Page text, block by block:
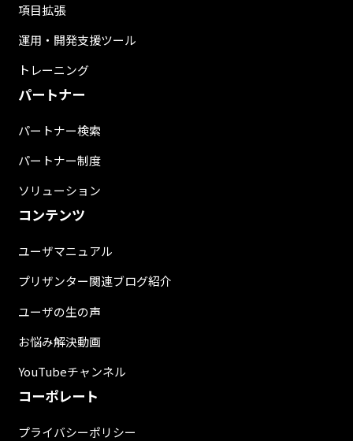
項目拡張
運用・開発支援ツール
トレーニング
パートナー
パートナー検索
パートナー制度
ソリューション
コンテンツ
ユーザマニュアル
プリザンター関連ブログ紹介
ユーザの生の声
お悩み解決動画
YouTubeチャンネル
コーポレート
プライバシーポリシー